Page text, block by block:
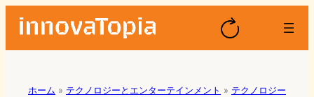
ホーム » テクノロジーとエンターテインメント » テクノロジー